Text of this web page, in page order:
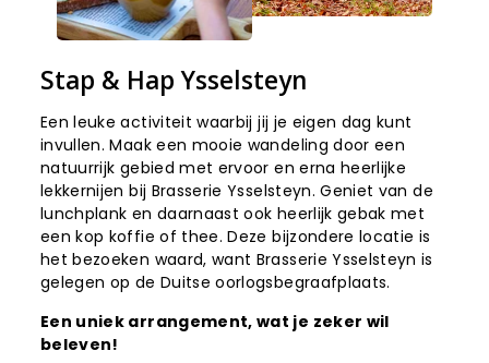
Stap & Hap Ysselsteyn
Een leuke activiteit waarbij jij je eigen dag kunt
invullen. Maak een mooie wandeling door een
natuurrijk gebied met ervoor en erna heerlijke
lekkernijen bij Brasserie Ysselsteyn. Geniet van de
lunchplank en daarnaast ook heerlijk gebak met
een kop koffie of thee. Deze bijzondere locatie is
het bezoeken waard, want Brasserie Ysselsteyn is
gelegen op de Duitse oorlogsbegraafplaats.
Een uniek arrangement, wat je zeker wil
beleven!